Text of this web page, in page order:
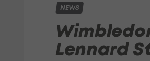
NEWS
Lennard